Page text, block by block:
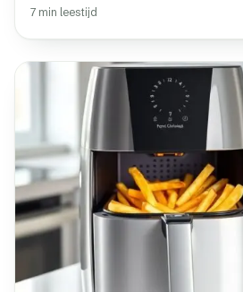
7 min leestijd